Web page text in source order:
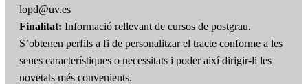
lopd@uv.es
Finalitat: Informació rellevant de cursos de postgrau.
S’obtenen perfils a fi de personalitzar el tracte conforme a les
seues característiques o necessitats i poder així dirigir-li les
novetats més convenients.